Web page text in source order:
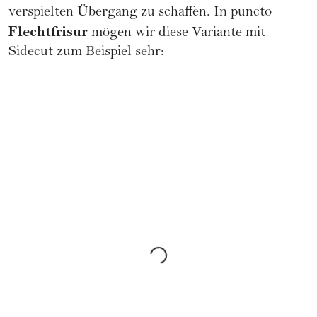
verspielten Übergang zu schaffen. In puncto
Flechtfrisur mögen wir diese Variante mit
Sidecut zum Beispiel sehr: